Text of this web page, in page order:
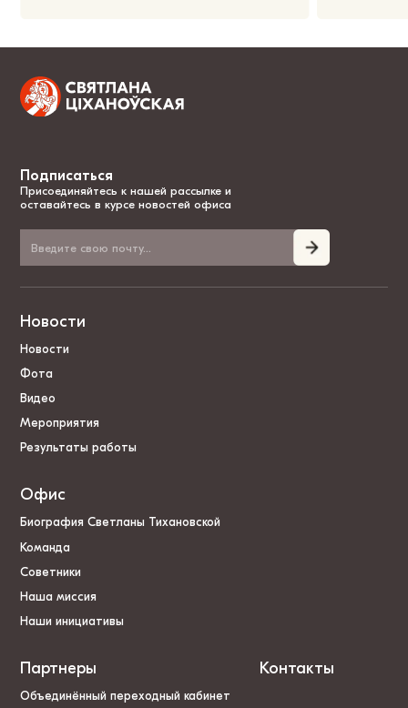
Подписаться
Присоединяйтесь к нашей рассылке и
оставайтесь в курсе новостей офиса
Новости
Новости
Фота
Видео
Мероприятия
Результаты работы
Офис
Биография Светланы Тихановской
Команда
Советники
Наша миссия
Наши инициативы
Партнеры
Объединённый переходный кабинет
Контакты